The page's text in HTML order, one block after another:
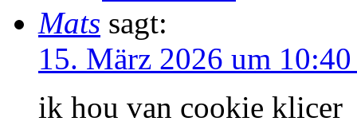
Mats sagt:
15. März 2026 um
ik hou van cookie klicer